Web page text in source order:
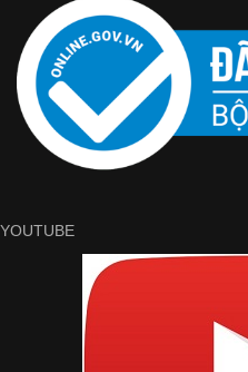
YOUTUBE